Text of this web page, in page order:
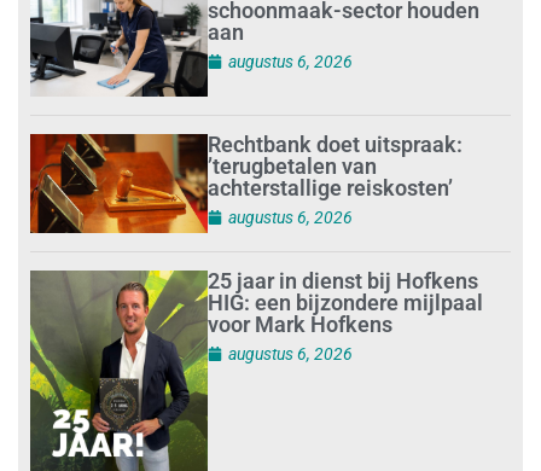
schoonmaak-sector houden
aan
augustus 6, 2026
Rechtbank doet uitspraak:
’terugbetalen van
achterstallige reiskosten’
augustus 6, 2026
25 jaar in dienst bij Hofkens
HIG: een bijzondere mijlpaal
voor Mark Hofkens
augustus 6, 2026